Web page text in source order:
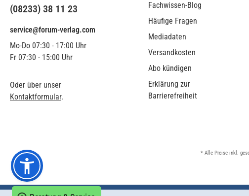
(08233) 38 11 23
service@forum-verlag.com
Mo-Do 07:30 - 17:00 Uhr
Fr 07:30 - 15:00 Uhr
Oder über unser
Kontaktformular.
Fachwissen-Blog
Häufige Fragen
Mediadaten
Versandkosten
Abo kündigen
Erklärung zur
Barrierefreiheit
* Alle Preise inkl.